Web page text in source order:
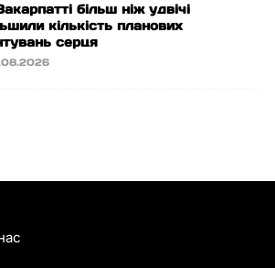
більш ніж удвічі
кількість планових
серця